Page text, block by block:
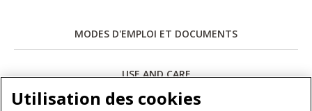
MODES D'EMPLOI ET DOCUMENTS
USE AND CARE
Télécharger
Utilisation des cookies